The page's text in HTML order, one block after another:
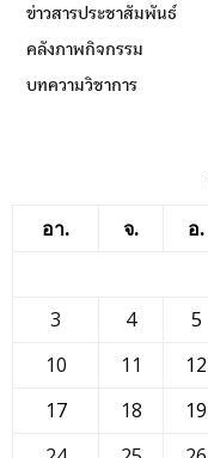
ข่าวสารประชาสัมพันธ์
คลังภาพกิจกรรม
บทความวิชาการ
อา.
จ. อ.
3
4 5
10
11 12
17
18 19